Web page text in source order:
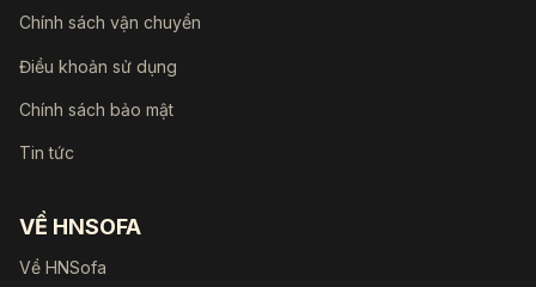
Chính sách vận chuyển
Điều khoản sử dụng
Chính sách bảo mật
Tin tức
VỀ HNSOFA
Về HNSofa